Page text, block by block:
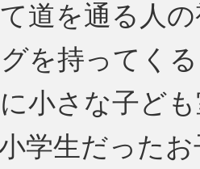
道を通る人
を持ってく
小さな子ど
学生だった